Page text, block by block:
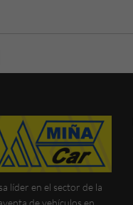
líder en el sector de la
de vehículos en